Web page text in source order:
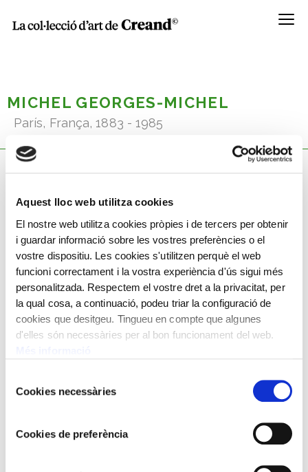
Aquest lloc web utilitza cookies
El nostre web utilitza cookies pròpies i de tercers per obtenir
i guardar informació sobre les vostres preferències o el
vostre dispositiu. Les cookies s'utilitzen perquè el web
funcioni correctament i la vostra experiència d'ús sigui més
personalitzada. Respectem el vostre dret a la privacitat, per
la qual cosa, a continuació, podeu triar la configuració de
cookies que desitgeu. Tingueu en compte que algunes
d'elles són necessàries per al bon funcionament del web.
deCookies necessàries
Cookies de preferència
Menú
MICHEL GEORGES-MICHEL
París, França, 1883 - 1985
Coneix la seva obra